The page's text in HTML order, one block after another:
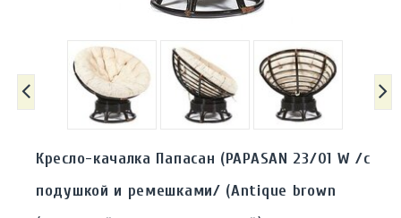
Кресло-качалка Папасан (PAPASAN 23/01 W /с
подушкой и ремешками/ (Antique brown